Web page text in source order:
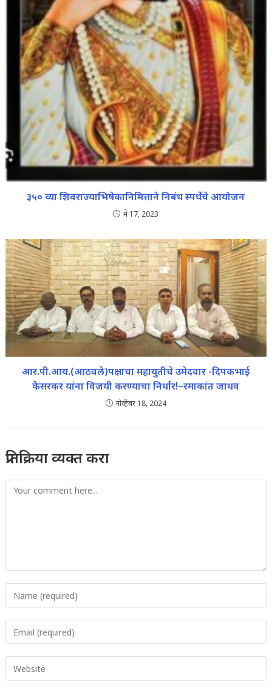
३५० व्या शिवराज्याभिषेकानिमित्ताने निबंध स्पर्धेचे आयोजन
मे 17, 2023
आर.पी.आय.(आठवले)पक्षाचा महायुतीचे उमेदवार -दिपकभाई
केसरकर यांना विजयी करण्याचा निर्धार!–रमाकांत जाधव
नोव्हेंबर 18, 2024
प्रतिक्रिया व्यक्त करा
Comment
your
username
to
comment
your
address
toyour